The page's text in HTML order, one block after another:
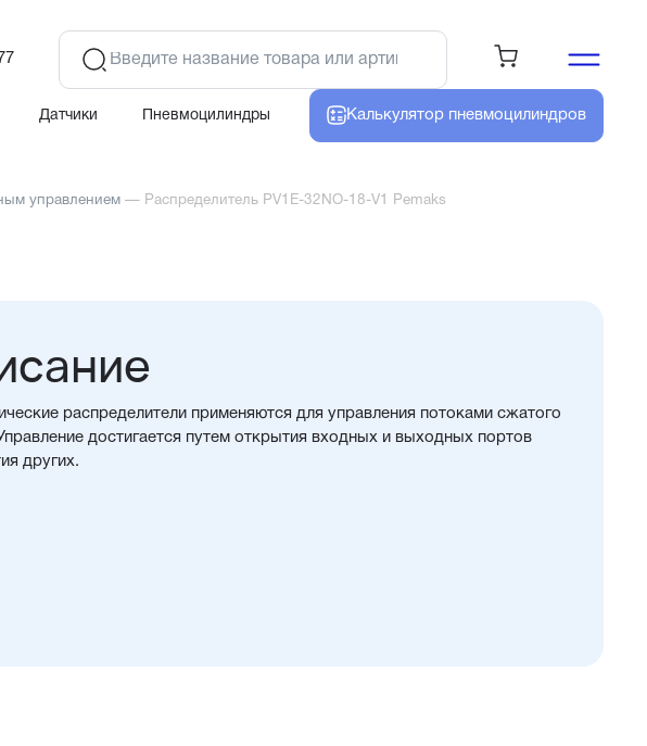
Датчики Пневмоцилиндры Калькулятор пневмоцилиндров
управлением — Распределитель PV1E-32NO-18-V1 Pemaks
распределители применяются для управления потоками сжатого
достигается путем открытия входных и выходных портов
других.